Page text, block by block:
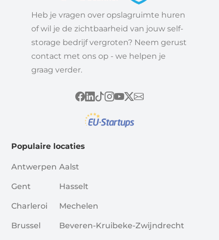
Heb je vragen over opslagruimte huren
of wil je de zichtbaarheid van jouw self-
storage bedrijf vergroten? Neem gerust
contact met ons op - we helpen je
graag verder.
Populaire locaties
Antwerpen
Gent
Charleroi
Brussel
Aalst
Hasselt
Mechelen
Beveren-Kruibeke-Zwijndrecht